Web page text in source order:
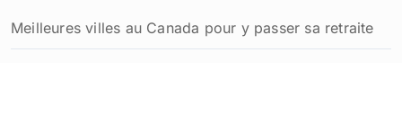
Meilleures villes au Canada pour y passer sa retraite